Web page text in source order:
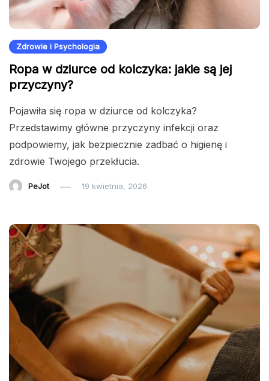
Zdrowie i Psychologia
Ropa w dziurce od kolczyka: jakie są jej
przyczyny?
Pojawiła się ropa w dziurce od kolczyka?
Przedstawimy główne przyczyny infekcji oraz
podpowiemy, jak bezpiecznie zadbać o higienę i
zdrowie Twojego przekłucia.
PeJot 19 kwietnia, 2026